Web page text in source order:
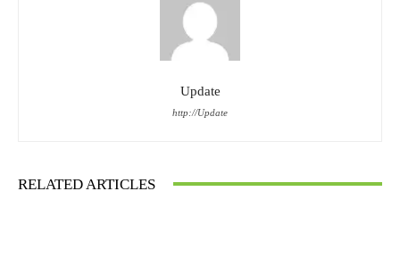
Update
http://Update
RELATED ARTICLES